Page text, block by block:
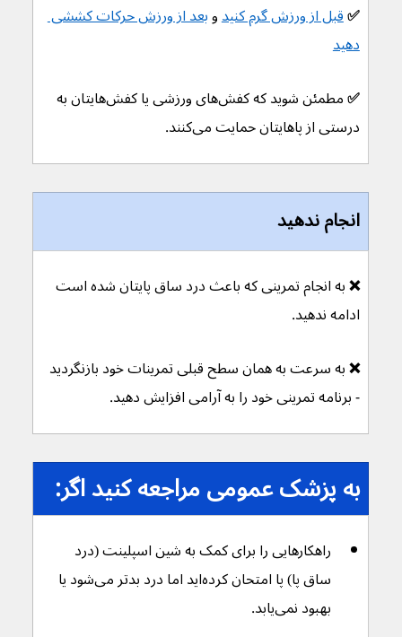
✅ قبل از ورزش گرم کنید و بعد از ورزش حرکات کششی
دهید
✅
مطمئن شوید که کفش‌های ورزشی یا کفش‌هایتان به
درستی از پاهایتان حمایت می‌کنند.
انجام ندهید
❌ به انجام تمرینی که باعث درد ساق پایتان شده است
ادامه ندهید.
❌ به سرعت به همان سطح قبلی تمرینات خود بازنگردید
- برنامه تمرینی خود را به آرامی افزایش دهید.
به پزشک عمومی مراجعه کنید اگر:
راهکارهایی را برای کمک به شین اسپلینت (درد
ساق پا) پا امتحان کرده‌اید اما درد بدتر می‌شود یا
بهبود نمی‌یابد.